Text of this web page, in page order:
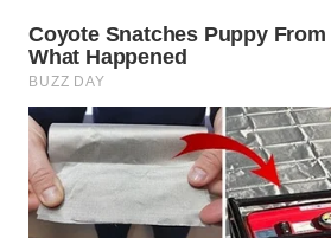
BINJAI
WN
CIREBON
WN
INDRAMAYU